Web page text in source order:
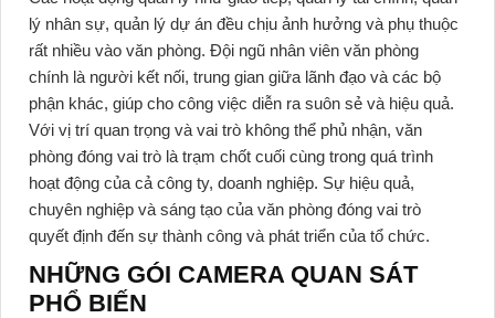
lý nhân sự, quản lý dự án đều chịu ảnh hưởng và phụ thuộc
rất nhiều vào văn phòng. Đội ngũ nhân viên văn phòng
chính là người kết nối, trung gian giữa lãnh đạo và các bộ
phận khác, giúp cho công việc diễn ra suôn sẻ và hiệu quả.
Với vị trí quan trọng và vai trò không thể phủ nhận, văn
phòng đóng vai trò là trạm chốt cuối cùng trong quá trình
hoạt động của cả công ty, doanh nghiệp. Sự hiệu quả,
chuyên nghiệp và sáng tạo của văn phòng đóng vai trò
quyết định đến sự thành công và phát triển của tổ chức.
NHỮNG GÓI CAMERA QUAN SÁT
PHỔ BIẾN